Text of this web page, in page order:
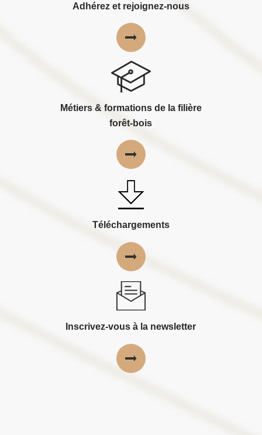
Adhérez et rejoignez-nous
Métiers & formations de la filière
forêt-bois
Téléchargements
Inscrivez-vous à la newsletter